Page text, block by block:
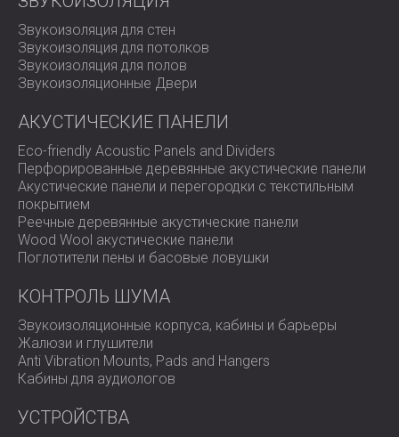
Звукоизоляция для стен
Звукоизоляция для потолков
Звукоизоляция для полов
Звукоизоляционные Двери
АКУСТИЧЕСКИЕ ПАНЕЛИ
Eco-friendly Acoustic Panels and Dividers
Перфорированные деревянные акустические панели
Акустические панели и перегородки с текстильным
покрытием
Реечные деревянные акустические панели
Wood Wool акустические панели
Поглотители пены и басовые ловушки
КОНТРОЛЬ ШУМА
Звукоизоляционные корпуса, кабины и барьеры
Жалюзи и глушители
Anti Vibration Mounts, Pads and Hangers
Кабины для аудиологов
УСТРОЙСТВА